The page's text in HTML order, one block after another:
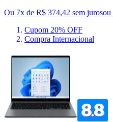
Ou 7x de R$ 374,42 sem jurosou
Cupom 20% OFF
Compra Internacional